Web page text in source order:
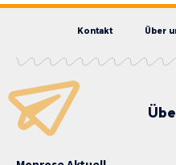
Kontakt Über